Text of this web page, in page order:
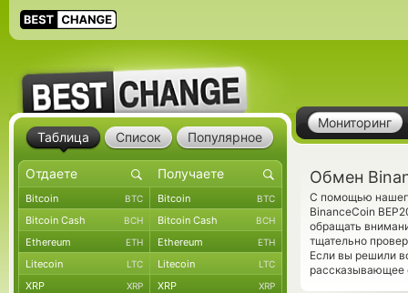
Мониторинг
Обмен
С помощью
BinanceCoin
обращать
тщательно
Если вы решили
рассказывающее
Таблица Список Популярное
Bitcoin BTC Bitcoin BTC
Bitcoin Cash BCH Bitcoin Cash BCH
Ethereum ETH Ethereum ETH
Litecoin LTC Litecoin LTC
XRP XRP XRP XRP